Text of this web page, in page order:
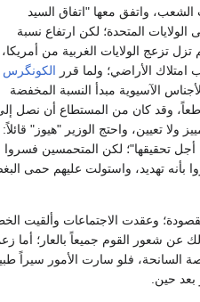
الشعب، واتفق معها "اتفاق السيد
المتحدة؛ لكن ارتفاع نسبة
تزل تزعج الولايات الغربية من أمريكا،
امتلاك الأراضي؛ ولما قرر الكونگرس
الأجناس الآسيوية مبدأ النسبة المخفضة
وقد كان من المستطاع أن نصل
ولا تعيين، واحتج الوزير "هيوز" قائلاً:
تحقيقها"؛ لكن المتحمسين فسروا
بأنه تهديد، واستولت عليهم حمى
مقصودة؛ وعقدت الاجتماعات
عن شعور القوم جميعاً بالعار؛ أما
ينتظرون الفرصة السانحة، فلو سارت
بعد حين.